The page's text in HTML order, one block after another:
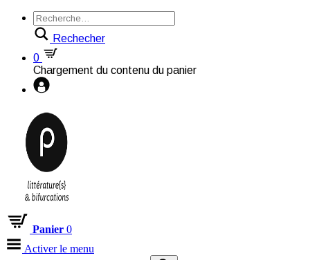
Rechecher
0
Chargement du contenu du panier
Panier 0
Activer le menu